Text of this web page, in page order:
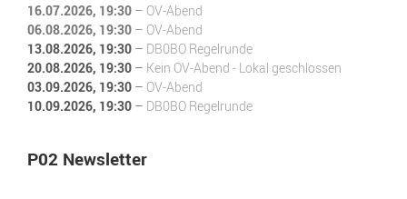
16.07.2026, 19:30 – OV-Abend
06.08.2026, 19:30 – OV-Abend
13.08.2026, 19:30 – DB0BO Regelrunde
20.08.2026, 19:30 – Kein OV-Abend - Lokal geschlossen
03.09.2026, 19:30 – OV-Abend
10.09.2026, 19:30 – DB0BO Regelrunde
P02 Newsletter